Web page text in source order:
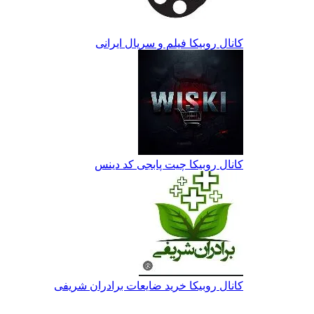
کانال روبیکا فیلم و سریال ایرانی
کانال روبیکا چیت پابجی کد دینس
کانال روبیکا خرید ضایعات برادران شریفی